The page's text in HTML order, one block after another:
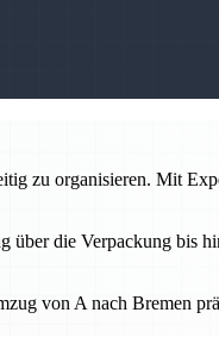
zu organisieren. Mit
über die Verpackung bis
von A nach Bremen